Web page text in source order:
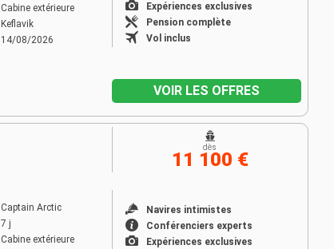
Cabine extérieure
Keflavik
14/08/2026
Expériences exclusives
Pension complète
Vol inclus
VOIR LES OFFRES
Captain Arctic
7 j
Cabine extérieure
Navires intimistes
Conférenciers experts
Expériences exclusives
dès
11 100 €